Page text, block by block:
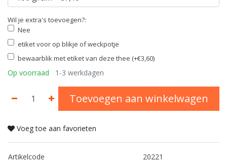
Wil je extra's toevoegen?:
Nee
etiket voor op blikje of weckpotje
bewaarblik met etiket van deze thee (+€3,60)
Op voorraad 1-3 werkdagen
Toevoegen aan winkelwagen
Voeg toe aan favorieten
Artikelcode 20221